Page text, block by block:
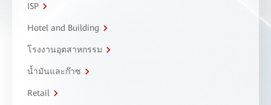
ISP
Hotel and Building
โรงงานอุตสาหกรรม
น้ำมันและก๊าซ
Retail